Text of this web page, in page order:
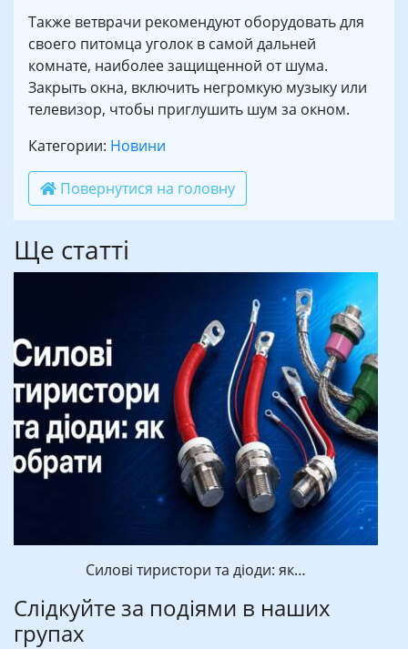
Также ветврачи рекомендуют оборудовать для
своего питомца уголок в самой дальней
комнате, наиболее защищенной от шума.
Закрыть окна, включить негромкую музыку или
телевизор, чтобы приглушить шум за окном.
Категории: Новини
Повернутися на головну
Ще статті
Силові тиристори та діоди: як…
Слідкуйте за подіями в наших
групах